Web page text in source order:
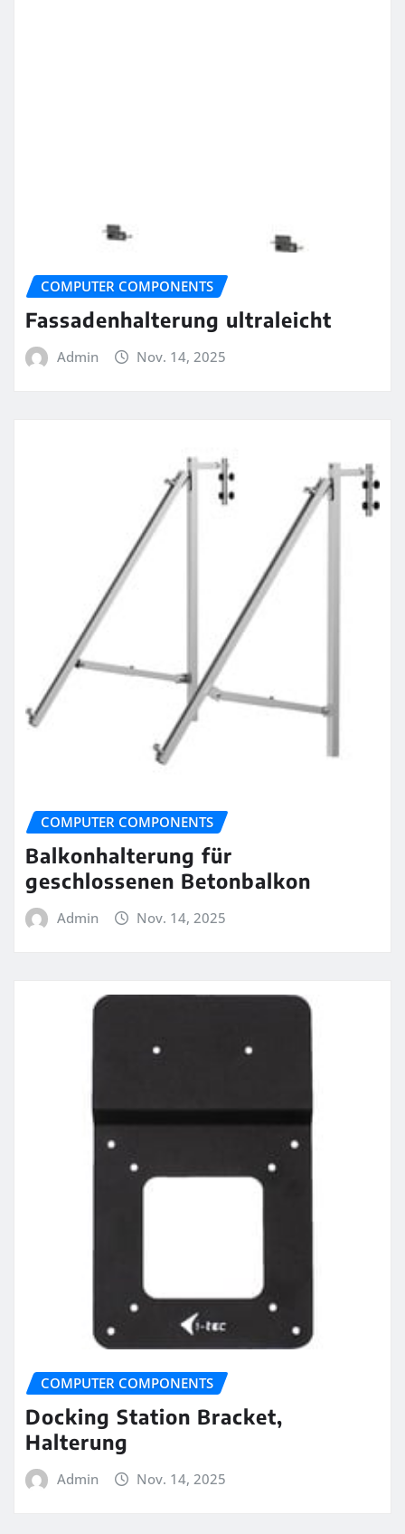
COMPUTER COMPONENTS
Fassadenhalterung ultraleicht
Admin Nov. 14, 2025
COMPUTER COMPONENTS
Balkonhalterung für
geschlossenen Betonbalkon
Admin Nov. 14, 2025
COMPUTER COMPONENTS
Docking Station Bracket,
Halterung
Admin Nov. 14, 2025